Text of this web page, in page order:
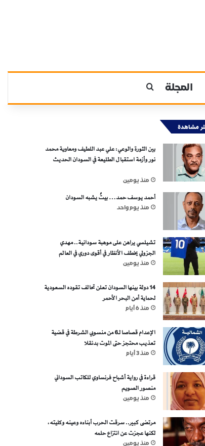
المجلة
مشاهدة
بين الثورة والوعي: علي عبد اللطيف ومعاوية محمد
نور وأزمة استقبال الطليعة في السودان الحديث
منذ يومين
أحمد يوسف حمد… بيتٌ يشبه السودان
منذ يوم واحد
تشيلسي يراهن على موهبة سودانية.. مهدي
الجزولي يخطف الأنظار في أقوى دوري في العالم
منذ يومين
14 دولة بينها السودان تعلن تحالف تقوده السعودية
لحماية أمن البحر الأحمر
منذ 6 أيام
الإعدام قصاصا لـ6 من منسوبي الشرطة في قضية
تعذيب محتجز حتى الموت بدنقلا
منذ 3 أيام
قراءة في رواية أشباح فرنساوي للكاتب السوداني
منصور الصويم
منذ يومين
مرتضى كبير.. سرقت الحرب أبناءه وعينه وكليته،
لكنها عجزت عن انتزاع حلمه
منذ يومين